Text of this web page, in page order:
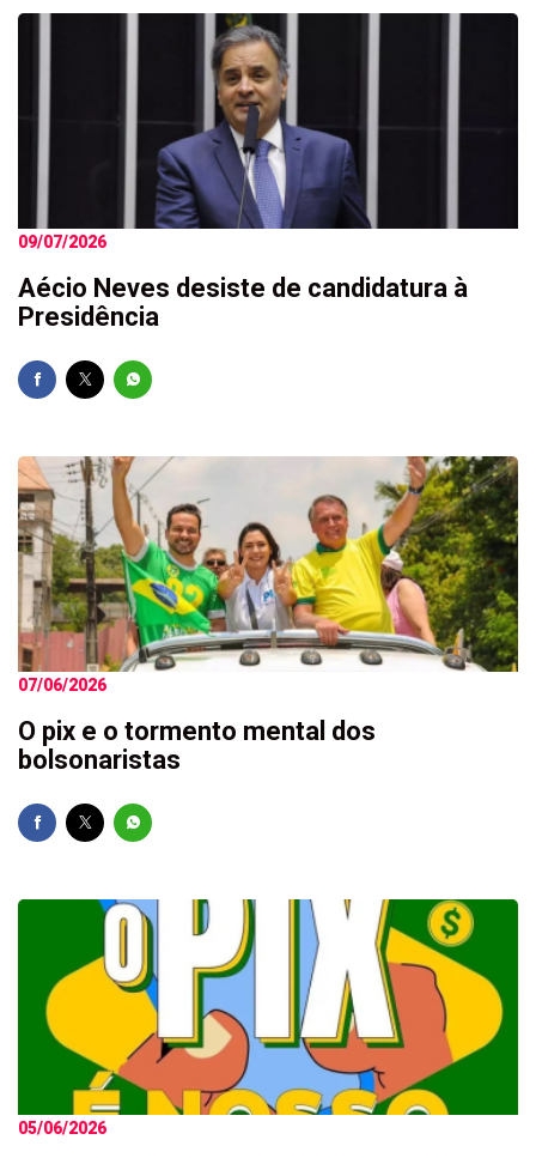
09/07/2026
Aécio Neves desiste de candidatura à
Presidência
07/06/2026
O pix e o tormento mental dos
bolsonaristas
05/06/2026